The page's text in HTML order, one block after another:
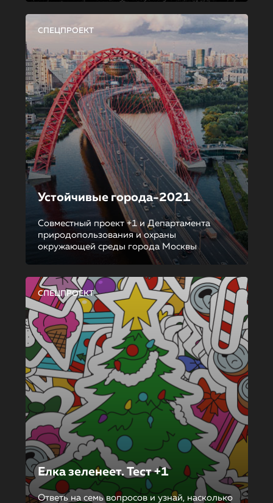
СПЕЦПРОЕКТ
Устойчивые города-2021
Совместный проект +1 и Департамента
природопользования и охраны
окружающей среды города Москвы
СПЕЦПРОЕКТ
Елка зеленеет. Тест +1
Ответь на семь вопросов и узнай, насколько